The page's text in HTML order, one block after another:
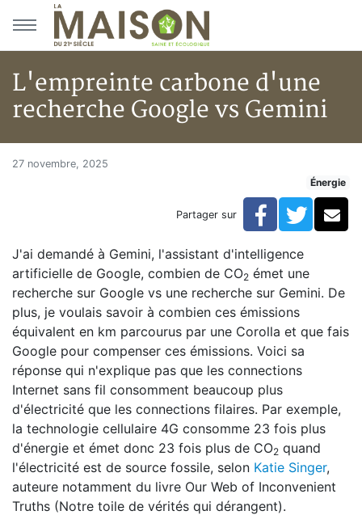
Aller au menu principal
Aller au contenu principal
L'empreinte carbone d'une
recherche Google vs Gemini
Accueil
L'empreinte carbone d'une
27 novembre, 2025
Énergie
Partager sur Facebook
J'ai demandé à Gemini, l'assistant d'intelligence
artificielle de Google, combien de CO2 émet une
recherche sur Google vs une recherche sur Gemini. De
plus, je voulais savoir à combien ces émissions
équivalent en km parcourus par une Corolla et que fais
Google pour compenser ces émissions. Voici sa
réponse qui n'explique pas que les connections
Internet sans fil consomment beaucoup plus
d'électricité que les connections filaires. Par exemple,
la technologie cellulaire 4G consomme 23 fois plus
d'énergie et émet donc 23 fois plus de CO2 quand
l'électricité est de source fossile, selon Katie Singer,
auteure notamment du livre Our Web of Inconvenient
Truths (Notre toile de vérités qui dérangent).